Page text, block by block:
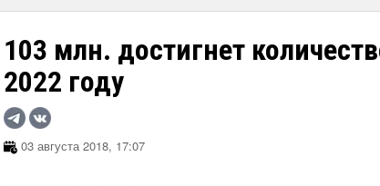
103 млн. достигнет
2022 году
03 августа 2018, 17:07